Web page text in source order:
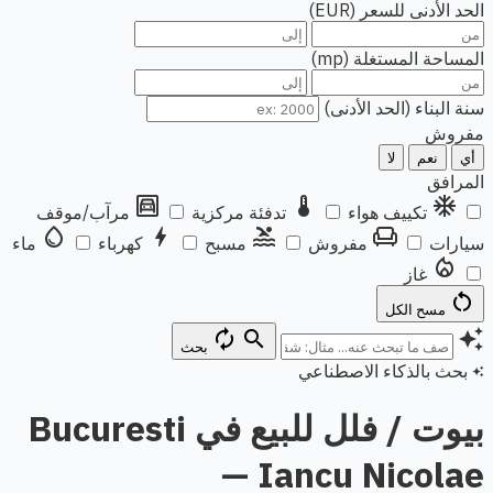
الحد الأدنى للسعر (EUR)
المساحة المستغلة (mp)
سنة البناء (الحد الأدنى)
مفروش
أي نعم لا
المرافق
ac_unit تكييف هواء thermostat تدفئة مركزية garage مرآب/موقف
سيارات
chair مفروش pool مسبح bolt كهرباء water_drop ماء
local_fire_department غاز
restart_alt
auto_awesome
search
autorenew بحث
auto_awesome بحث بالذكاء الاصطناعي
بيوت / فلل للبيع في Bucuresti
— Iancu Nicolae